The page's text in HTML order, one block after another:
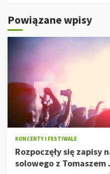
Powiązane wpisy
KONCERTY I FESTIWALE
Rozpoczęły się zapisy
solowego z Tomaszem